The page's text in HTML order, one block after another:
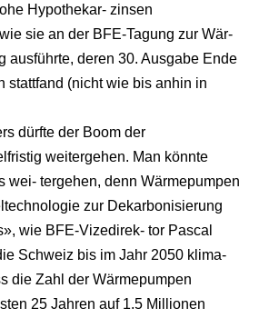
Hypothekar- zinsen
sie an der BFE-Tagung zur Wär-
ausführte, deren 30. Ausgabe Ende
stattfand (nicht wie bis anhin in
dürfte der Boom der
weitergehen. Man könnte
wei- tergehen, denn Wärmepumpen
zur Dekarbonisierung
wie BFE-Vizedirek- tor Pascal
Schweiz bis im Jahr 2050 klima-
die Zahl der Wärmepumpen
25 Jahren auf 1.5 Millionen